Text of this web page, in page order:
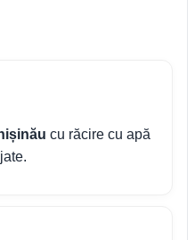
cu răcire cu apă